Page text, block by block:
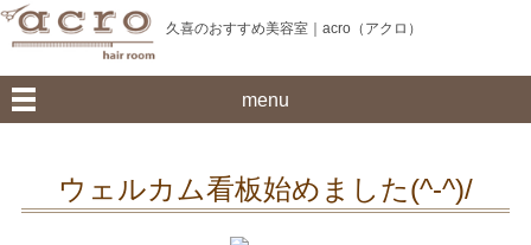
久喜のおすすめ美容室｜acro（アクロ）
menu
ウェルカム看板始めました(^-^)/